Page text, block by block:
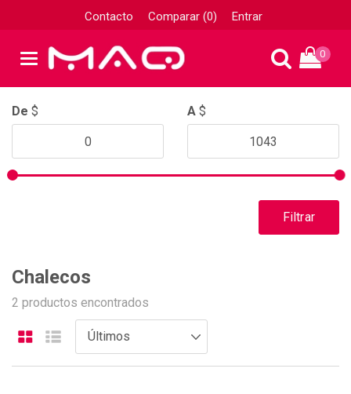
Contacto Comparar (0) Entrar
0
De $ A $
Filtrar
Chalecos
2 productos encontrados